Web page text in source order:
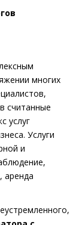
многих
считанные
услуг
Услуги
и
аренда